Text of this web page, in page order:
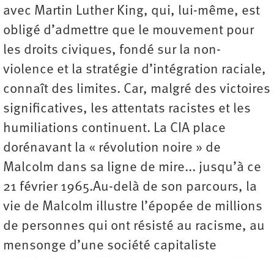
avec Martin Luther King, qui, lui-même, est
obligé d’admettre que le mouvement pour
les droits civiques, fondé sur la non-
violence et la stratégie d’intégration raciale,
connaît des limites. Car, malgré des victoires
significatives, les attentats racistes et les
humiliations continuent. La CIA place
dorénavant la « révolution noire » de
Malcolm dans sa ligne de mire... jusqu’à ce
21 février 1965.Au-delà de son parcours, la
vie de Malcolm illustre l’épopée de millions
de personnes qui ont résisté au racisme, au
mensonge d’une société capitaliste